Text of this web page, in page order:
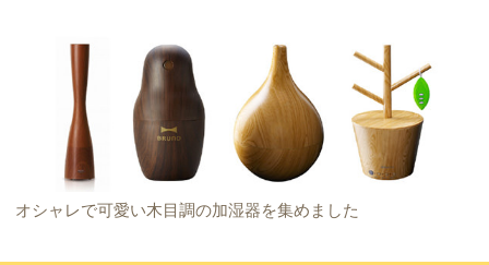
オシャレで可愛い木目調の加湿器を集めました